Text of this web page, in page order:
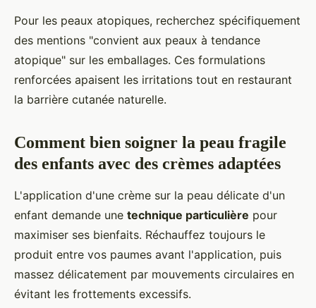
Pour les peaux atopiques, recherchez spécifiquement
des mentions "convient aux peaux à tendance
atopique" sur les emballages. Ces formulations
renforcées apaisent les irritations tout en restaurant
la barrière cutanée naturelle.
Comment bien soigner la peau fragile
des enfants avec des crèmes adaptées
L'application d'une crème sur la peau délicate d'un
enfant demande une technique particulière pour
maximiser ses bienfaits. Réchauffez toujours le
produit entre vos paumes avant l'application, puis
massez délicatement par mouvements circulaires en
évitant les frottements excessifs.